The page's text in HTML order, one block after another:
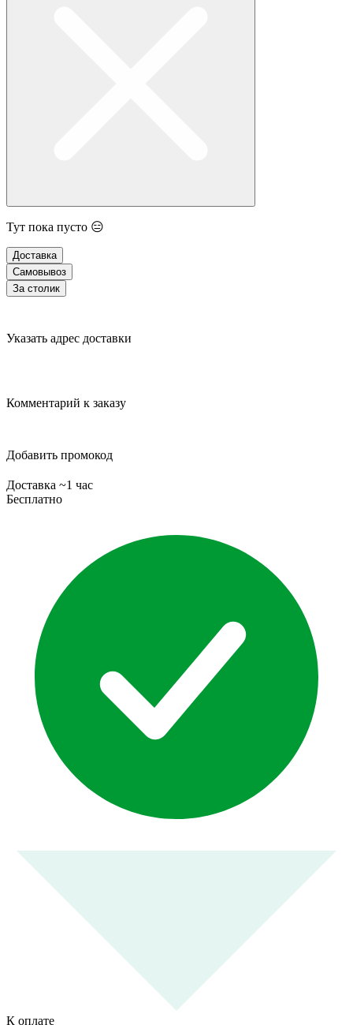
Тут пока пусто 😑
Доставка
Самовывоз
За столик
Указать адрес доставки
Комментарий к заказу
Добавить промокод
Доставка ~1 час
Бесплатно
К оплате